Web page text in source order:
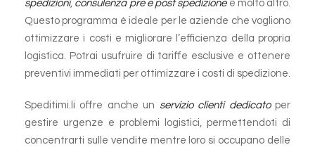
spedizioni, consulenza pre e post spedizionee molto altro.
Questo programma è ideale per le aziende che vogliono
ottimizzare i costi e migliorare l’efficienza della propria
logistica. Potrai usufruire di tariffe esclusive e ottenere
preventivi immediati per ottimizzare i costi di spedizione.
Speditimi.li offre anche un servizio clienti dedicatoper
gestire urgenze e problemi logistici, permettendoti di
concentrarti sulle vendite mentre loro si occupano delle